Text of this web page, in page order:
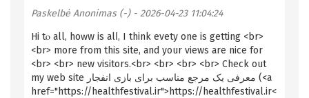
Paskelbė Anonimas (-)- 2026-04-23 11:04:24
Нi tⲟ all, hoԝw is alⅼ, I think evety one is getting <br>
<br> more from this site, and your views are nice for
<br> <br> new ѵisitors.<br> <br> <br> <br> Check out
my web site معرفی یک مرجع مناسب برای بازی انفجار (<a
href="https://healthfestival.ir">https://healthfestival.ir<